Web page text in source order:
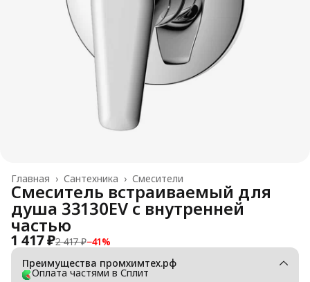
Смесители
Сантехника ›
Главная ›
Смеситель встраиваемый для
душа 33130EV с внутренней
частью
1 417 ₽2 417 ₽−41%
Преимущества промхимтех.рф
Оплата частями в Сплит